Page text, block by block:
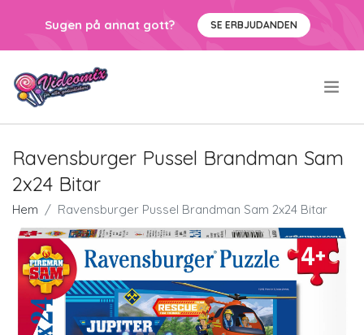
Sugen på annat gott? SE ERBJUDANDEN
Ravensburger Pussel Brandman Sam
2x24 Bitar
Hem Ravensburger Pussel Brandman Sam 2x24 Bitar